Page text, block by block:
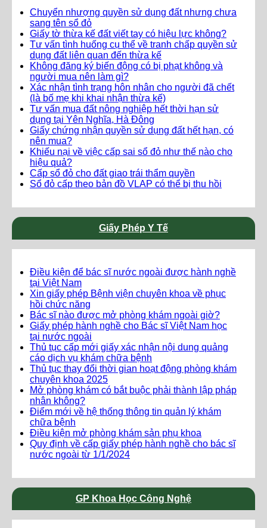
Chuyển nhượng quyền sử dụng đất nhưng chưa
sang tên sổ đỏ
Giấy tờ thừa kế đất viết tay có hiệu lực không?
Tư vấn tình huống cụ thể về tranh chấp quyền sử
dụng đất liên quan đến thừa kế
Không đăng ký biến động có bị phạt không và
người mua nên làm gì?
Xác nhận tình trạng hôn nhân cho người đã chết
(là bố mẹ khi khai nhận thừa kế)
Tư vấn mua đất nông nghiệp hết thời hạn sử
dụng tại Yên Nghĩa, Hà Đông
Giấy chứng nhận quyền sử dụng đất hết hạn, có
nên mua?
Khiếu nại về việc cấp sai sổ đỏ như thế nào cho
hiệu quả?
Cấp sổ đỏ cho đất giao trái thẩm quyền
Sổ đỏ cấp theo bản đồ VLAP có thể bị thu hồi
Giấy Phép Y Tế
Điều kiện để bác sĩ nước ngoài được hành nghề
tại Việt Nam
Xin giấy phép Bệnh viện chuyên khoa về phục
hồi chức năng
Bác sĩ nào được mở phòng khám ngoài giờ?
Giấy phép hành nghề cho Bác sĩ Việt Nam học
tại nước ngoài
Thủ tục cấp mới giấy xác nhận nội dung quảng
cáo dịch vụ khám chữa bệnh
Thủ tục thay đổi thời gian hoạt động phòng khám
chuyên khoa 2025
Mở phòng khám có bắt buộc phải thành lập pháp
nhân không?
Điểm mới về hệ thống thông tin quản lý khám
chữa bệnh
Điều kiện mở phòng khám sản phụ khoa
Quy định về cấp giấy phép hành nghề cho bác sĩ
nước ngoài từ 1/1/2024
GP Khoa Học Công Nghệ